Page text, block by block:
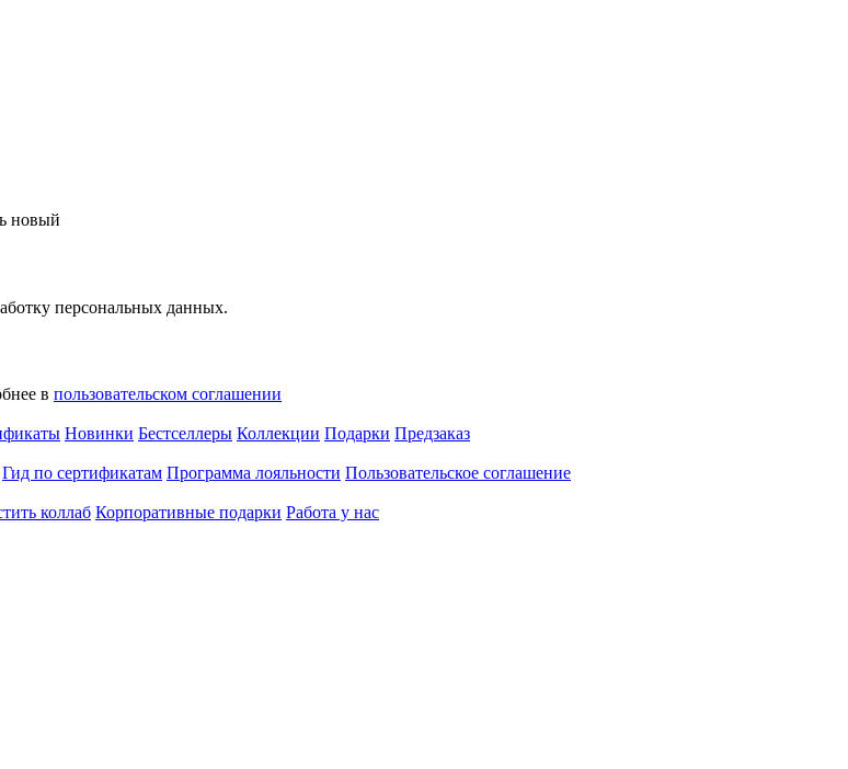
новый
персональных данных.
в пользовательском соглашении
Новинки Бестселлеры Коллекции Подарки Предзаказ
Гид по сертификатам Программа лояльности Пользовательское соглашение
коллаб Корпоративные подарки Работа у нас